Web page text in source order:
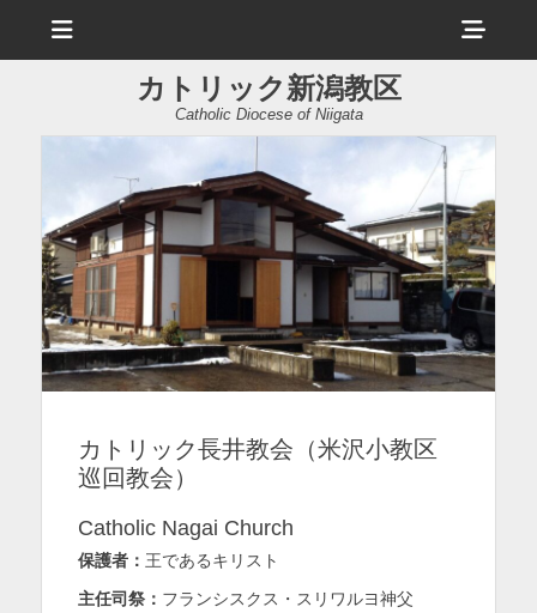
ュ
ヘ
ッ
ー
イ
ド
バ
コ
カトリック新潟教区
Catholic Diocese of Niigata
カトリック長井教会（米沢小教区
巡回教会）
Catholic Nagai Church
保護者： 王であるキリスト
主任司祭： フランシスクス・スリワルヨ神父